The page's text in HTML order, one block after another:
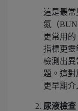
這是最常
氮（
更常用
指標更靈
檢測出異
題。這對
更早期介
尿液檢查